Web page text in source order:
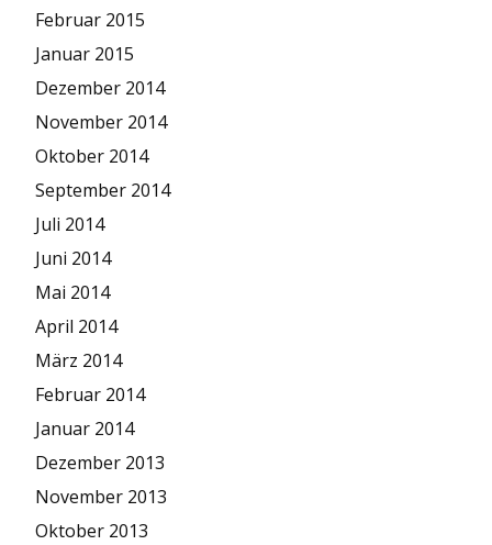
Februar 2015
Januar 2015
Dezember 2014
November 2014
Oktober 2014
September 2014
Juli 2014
Juni 2014
Mai 2014
April 2014
März 2014
Februar 2014
Januar 2014
Dezember 2013
November 2013
Oktober 2013